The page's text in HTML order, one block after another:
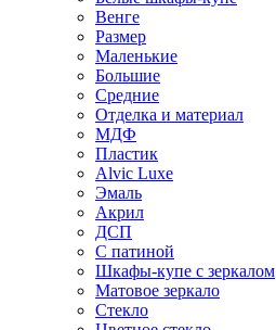
Венге
Размер
Маленькие
Большие
Средние
Отделка и материал
МДФ
Пластик
Alvic Luxe
Эмаль
Акрил
ДСП
С патиной
Шкафы-купе с зеркалом
Матовое зеркало
Стекло